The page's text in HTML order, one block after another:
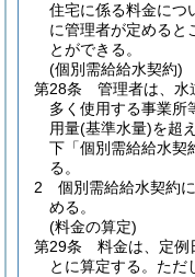
住宅に係る料金につ
に管理者が定めると
とができる。
(個別需給給水契約)
第28条
管理者は、水
多く使用する事業所
用量(基準水量)を超
下「個別需給給水契
る。
2
個別需給給水契約
める。
(料金の算定)
第29条
料金は、定例
とに算定する。 ただ